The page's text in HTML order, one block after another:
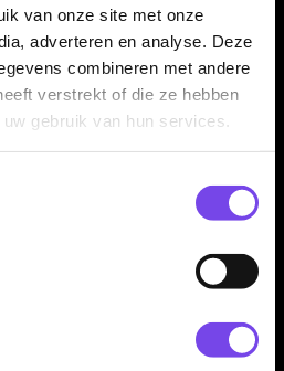
van onze site met onze
adverteren en analyse. Deze
combineren met andere
verstrekt of die ze hebben
gebruik van hun services.
Tungsten - Dartpijlen